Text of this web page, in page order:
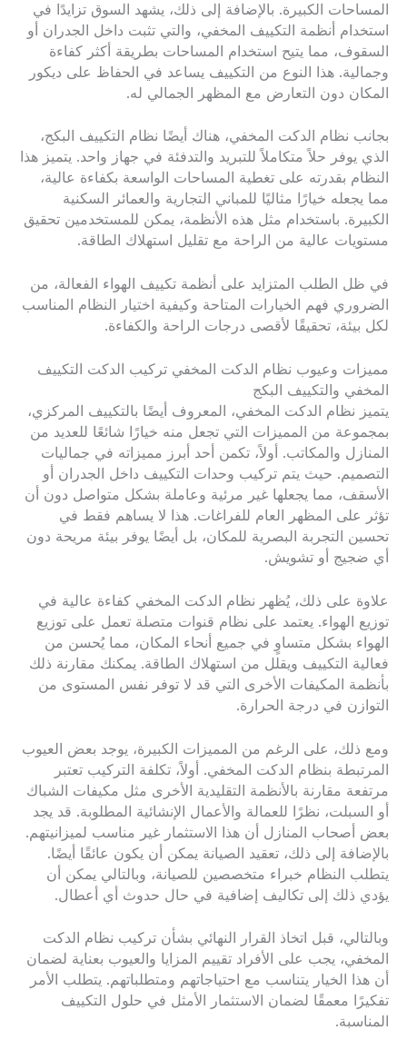
المساحات الكبيرة. بالإضافة إلى ذلك، يشهد السوق تزايدًا في
استخدام أنظمة التكييف المخفي، والتي تثبت داخل الجدران أو
السقوف، مما يتيح استخدام المساحات بطريقة أكثر كفاءة
وجمالية. هذا النوع من التكييف يساعد في الحفاظ على ديكور
المكان دون التعارض مع المظهر الجمالي له.
بجانب نظام الدكت المخفي، هناك أيضًا نظام التكييف البكج،
الذي يوفر حلاً متكاملاً للتبريد والتدفئة في جهاز واحد. يتميز هذا
النظام بقدرته على تغطية المساحات الواسعة بكفاءة عالية،
مما يجعله خيارًا مثاليًا للمباني التجارية والعمائر السكنية
الكبيرة. باستخدام مثل هذه الأنظمة، يمكن للمستخدمين تحقيق
مستويات عالية من الراحة مع تقليل استهلاك الطاقة.
في ظل الطلب المتزايد على أنظمة تكييف الهواء الفعالة، من
الضروري فهم الخيارات المتاحة وكيفية اختيار النظام المناسب
لكل بيئة، تحقيقًا لأقصى درجات الراحة والكفاءة.
مميزات وعيوب نظام الدكت المخفي تركيب الدكت التكييف
المخفي والتكييف البكج
يتميز نظام الدكت المخفي، المعروف أيضًا بالتكييف المركزي،
بمجموعة من المميزات التي تجعل منه خيارًا شائعًا للعديد من
المنازل والمكاتب. أولاً، تكمن أحد أبرز مميزاته في جماليات
التصميم. حيث يتم تركيب وحدات التكييف داخل الجدران أو
الأسقف، مما يجعلها غير مرئية وعاملة بشكل متواصل دون أن
تؤثر على المظهر العام للفراغات. هذا لا يساهم فقط في
تحسين التجربة البصرية للمكان، بل أيضًا يوفر بيئة مريحة دون
أي ضجيج أو تشويش.
علاوة على ذلك، يُظهر نظام الدكت المخفي كفاءة عالية في
توزيع الهواء. يعتمد على نظام قنوات متصلة تعمل على توزيع
الهواء بشكل متساوٍ في جميع أنحاء المكان، مما يُحسن من
فعالية التكييف ويقلل من استهلاك الطاقة. يمكنك مقارنة ذلك
بأنظمة المكيفات الأخرى التي قد لا توفر نفس المستوى من
التوازن في درجة الحرارة.
ومع ذلك، على الرغم من المميزات الكبيرة، يوجد بعض العيوب
المرتبطة بنظام الدكت المخفي. أولاً، تكلفة التركيب تعتبر
مرتفعة مقارنة بالأنظمة التقليدية الأخرى مثل مكيفات الشباك
أو السبلت، نظرًا للعمالة والأعمال الإنشائية المطلوبة. قد يجد
بعض أصحاب المنازل أن هذا الاستثمار غير مناسب لميزانيتهم.
بالإضافة إلى ذلك، تعقيد الصيانة يمكن أن يكون عائقًا أيضًا.
يتطلب النظام خبراء متخصصين للصيانة، وبالتالي يمكن أن
يؤدي ذلك إلى تكاليف إضافية في حال حدوث أي أعطال.
وبالتالي، قبل اتخاذ القرار النهائي بشأن تركيب نظام الدكت
المخفي، يجب على الأفراد تقييم المزايا والعيوب بعناية لضمان
أن هذا الخيار يتناسب مع احتياجاتهم ومتطلباتهم. يتطلب الأمر
تفكيرًا معمقًا لضمان الاستثمار الأمثل في حلول التكييف
المناسبة.